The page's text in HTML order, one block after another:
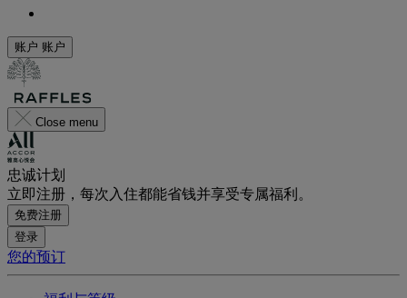
账户 账户
Close menu
忠诚计划
立即注册，每次入住都能省钱并享受专属福利。
免费注册
登录
您的预订